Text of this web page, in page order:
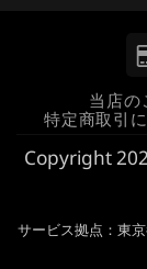
当店の
特定商取引
Copyright
サービス拠点：東